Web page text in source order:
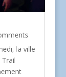
la ville